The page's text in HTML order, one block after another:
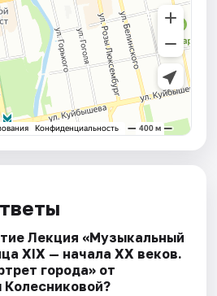
Лекция «Музыкальный
XIX — начала XX веков.
города» от